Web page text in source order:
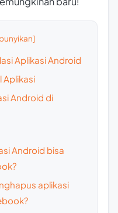
Aplikasi Android
Aplikasi
Android di
Android bisa
aplikasi